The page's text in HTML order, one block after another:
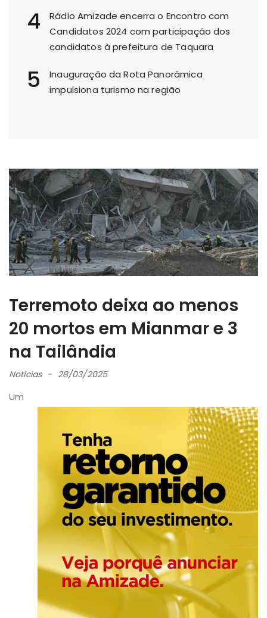
4
Rádio Amizade encerra o Encontro com
Candidatos 2024 com participação dos
candidatos à prefeitura de Taquara
5
Inauguração da Rota Panorâmica
impulsiona turismo na região
Terremoto deixa ao menos
20 mortos em Mianmar e 3
na Tailândia
Notícias 28/03/2025
Um